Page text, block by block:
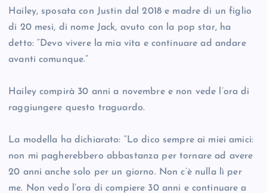
Hailey, sposata con Justin dal 2018 e madre di un figlio
di 20 mesi, di nome Jack, avuto con la pop star, ha
detto: “Devo vivere la mia vita e continuare ad andare
avanti comunque.”
Hailey compirà 30 anni a novembre e non vede l’ora di
raggiungere questo traguardo.
La modella ha dichiarato: “Lo dico sempre ai miei amici:
non mi pagherebbero abbastanza per tornare ad avere
20 anni anche solo per un giorno. Non c’è nulla lì per
me. Non vedo l’ora di compiere 30 anni e continuare a